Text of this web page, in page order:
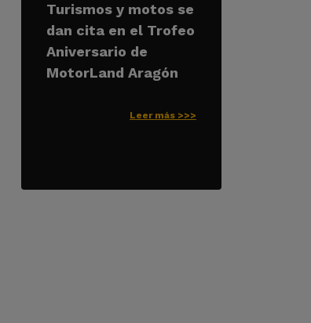
Turismos y motos se
dan cita en el Trofeo
Aniversario de
MotorLand Aragón
Leer más >>>